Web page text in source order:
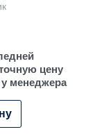
цену
у менеджера